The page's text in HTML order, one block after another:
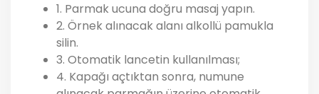
1. Parmak ucuna doğru masaj yapın.
2. Örnek alınacak alanı alkollü pamukla
silin.
3. Otomatik lancetin kullanılması;
4. Kapağı açtıktan sonra, numune